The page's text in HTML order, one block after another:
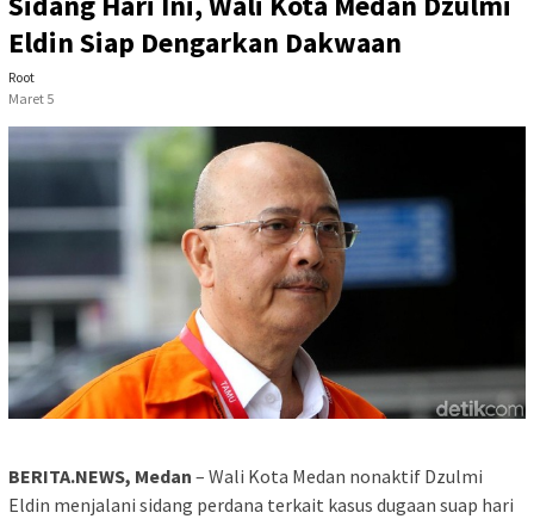
Eldin Siap Dengarkan Dakwaan
Root
Maret 5
BERITA.NEWS, Medan – Wali Kota Medan nonaktif Dzulmi
Eldin menjalani sidang perdana terkait kasus dugaan suap hari